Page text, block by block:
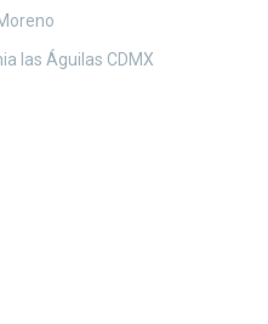
las Águilas CDMX